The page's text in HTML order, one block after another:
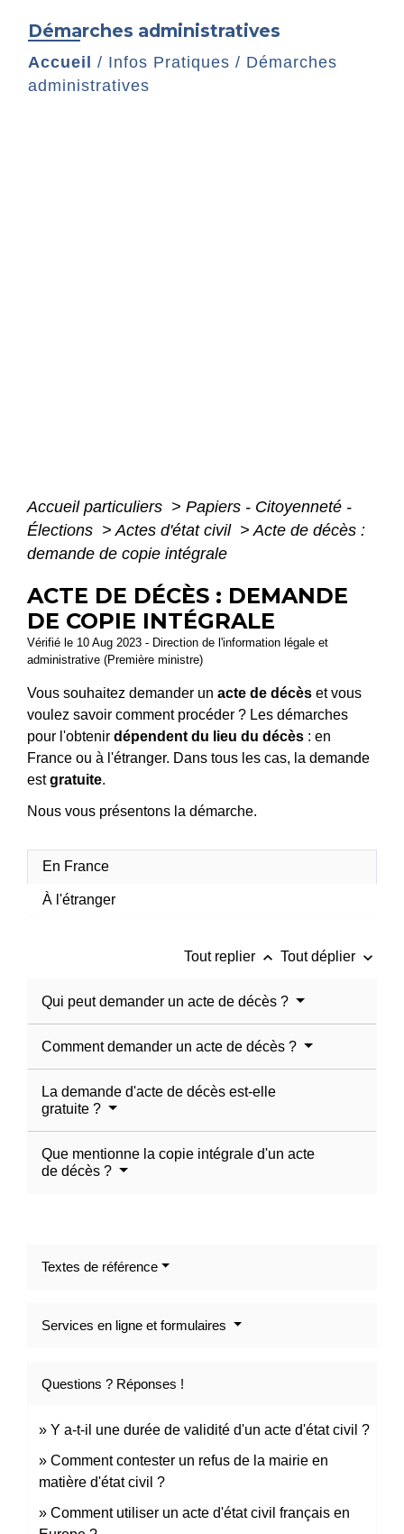
Démarches administratives
Accueil / Infos Pratiques / Démarches
administratives
Accueil particuliers > Papiers - Citoyenneté -
Élections > Actes d'état civil > Acte de décès :
demande de copie intégrale
ACTE DE DÉCÈS : DEMANDE
DE COPIE INTÉGRALE
Vérifié le 10 Aug 2023 - Direction de l'information légale et
administrative (Première ministre)
Vous souhaitez demander un acte de décès et vous
voulez savoir comment procéder ? Les démarches
pour l'obtenir dépendent du lieu du décès : en
France ou à l'étranger. Dans tous les cas, la demande
estgratuite.
Nous vous présentons la démarche.
En France
À l'étranger
Tout replier keyboard_arrow_up Tout déplier keyboard_arrow_down
Qui peut demander un acte de décès ?
Comment demander un acte de décès ?
La demande d'acte de décès est-elle
gratuite ?
Que mentionne la copie intégrale d'un acte
de décès ?
Textes de référence
Services en ligne et formulaires
Questions ? Réponses !
Y a-t-il une durée de validité d'un acte d'état civil ?
Comment contester un refus de la mairie en
matière d'état civil ?
Comment utiliser un acte d'état civil français en